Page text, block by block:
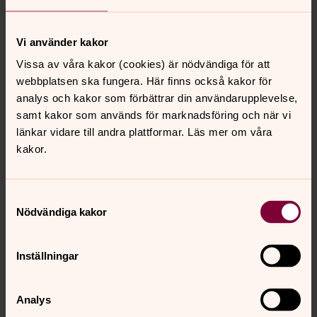
Vi använder kakor
Vissa av våra kakor (cookies) är nödvändiga för att
webbplatsen ska fungera. Här finns också kakor för
analys och kakor som förbättrar din användarupplevelse,
samt kakor som används för marknadsföring och när vi
länkar vidare till andra plattformar. Läs mer om våra
kakor.
Nödvändiga kakor
Inställningar
Analys
Brommabladet #3
Brommabladet #4
2017
Brommabladet #1
Brommabladet #2
Brommabladet #3
Brommabladet #4
Brommabladet #3